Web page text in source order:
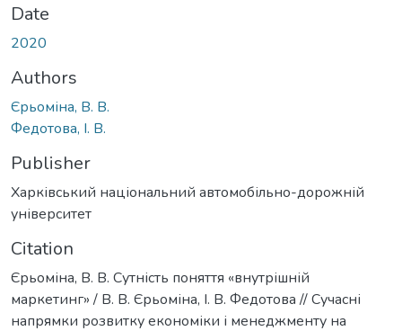
Date
2020
Authors
Єрьоміна, В. В.
Федотова, І. В.
Publisher
Харківський національний автомобільно-дорожній
університет
Citation
Єрьоміна, В. В. Сутність поняття «внутрішній
маркетинг» / В. В. Єрьоміна, І. В. Федотова // Сучасні
напрямки розвитку економіки і менеджменту на